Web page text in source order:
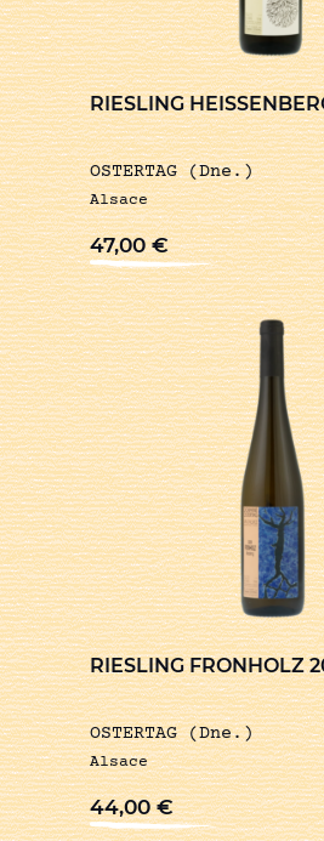
RIESLING
OSTERTAG (Dne.)
Alsace
47,00€
RIESLING FRONHOLZ
OSTERTAG (Dne.)
Alsace
44,00€